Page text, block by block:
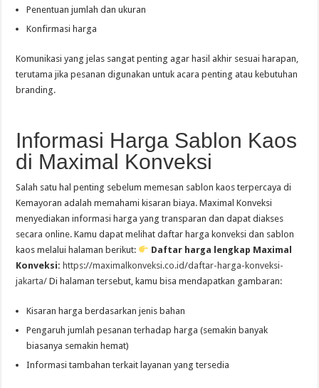
Penentuan jumlah dan ukuran
Konfirmasi harga
Komunikasi yang jelas sangat penting agar hasil akhir sesuai harapan,
terutama jika pesanan digunakan untuk acara penting atau kebutuhan
branding.
Informasi Harga Sablon Kaos
di Maximal Konveksi
Salah satu hal penting sebelum memesan sablon kaos terpercaya di
Kemayoran adalah memahami kisaran biaya. Maximal Konveksi
menyediakan informasi harga yang transparan dan dapat diakses
secara online. Kamu dapat melihat daftar harga konveksi dan sablon
kaos melalui halaman berikut:
Daftar harga lengkap Maximal
Konveksi: https://maximalkonveksi.co.id/daftar-harga-konveksi-
jakarta/ Di halaman tersebut, kamu bisa mendapatkan gambaran:
Kisaran harga berdasarkan jenis bahan
Pengaruh jumlah pesanan terhadap harga (semakin banyak
biasanya semakin hemat)
Informasi tambahan terkait layanan yang tersedia